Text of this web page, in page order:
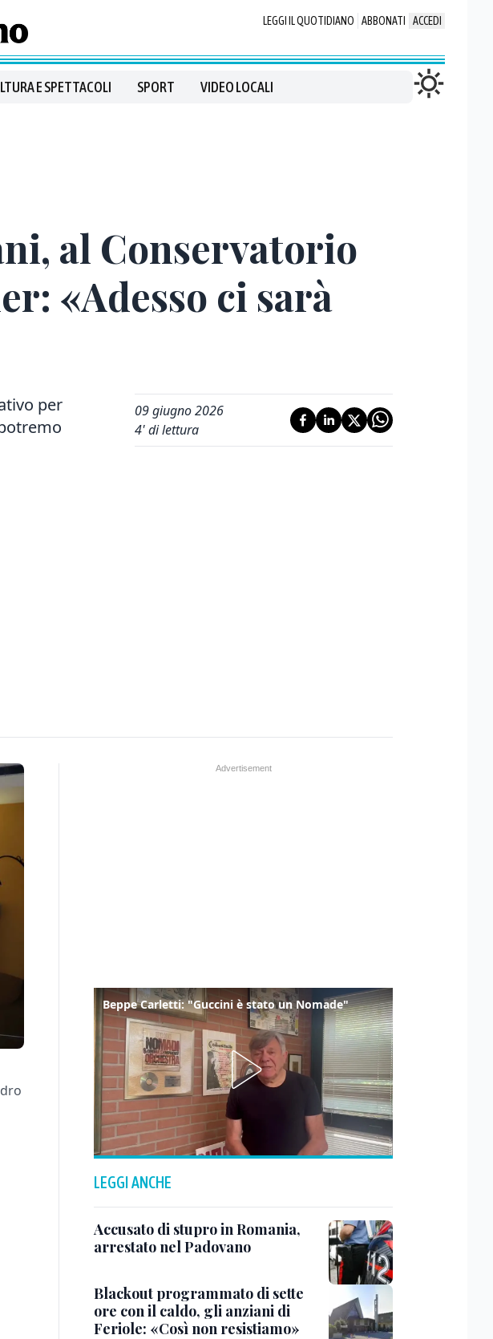
LEGGI IL QUOTIDIANO ABBONATI ACCEDI
E SPETTACOLI SPORT VIDEO LOCALI
al Conservatorio
«Adesso ci sarà
per
09 giugno 2026
4' di lettura
Beppe Carletti: "Guccini è stato un Nomade"
LEGGI ANCHE
Accusato di stupro in Romania,
arrestato nel Padovano
Blackout programmato di sette
ore con il caldo, gli anziani di
Feriole: «Così non resistiamo»